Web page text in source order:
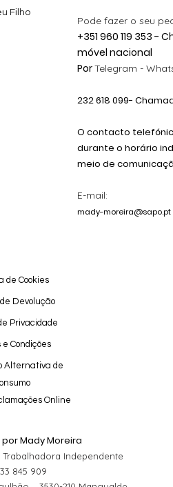
Filho
Pode fazer o seu
+351 960 119 353 -
móvel nacional
PorTelegram -
232 618 099-
O contacto
durante o horário
meio de
E-mail:
mady-moreira@sapo.pt
de Cookies
Devolução
Privacidade
e Condições
Alternativa de
Online
Mady Moreira
Independente
845 909